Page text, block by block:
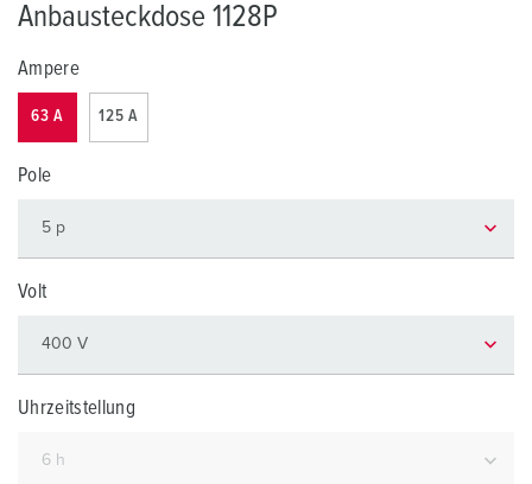
Anbausteckdose 1128P
Ampere
63 A 125 A
Pole
Volt
Uhrzeitstellung